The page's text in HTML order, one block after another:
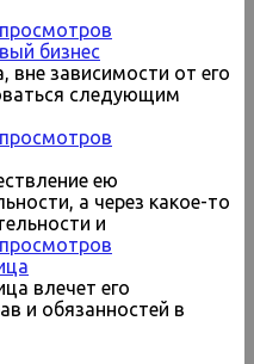
бизнес
вне зависимости от его
следующим
ею
а через какое-то
и
влечет его
и обязанностей в